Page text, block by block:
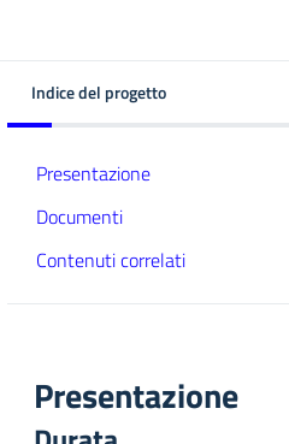
Indice del progetto
Presentazione
Documenti
Contenuti correlati
Presentazione